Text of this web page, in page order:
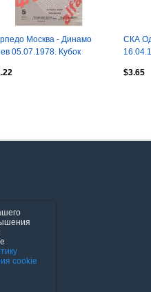
Москва - Динамо
05.07.1978. Кубок
СКА
$3.65
cookie